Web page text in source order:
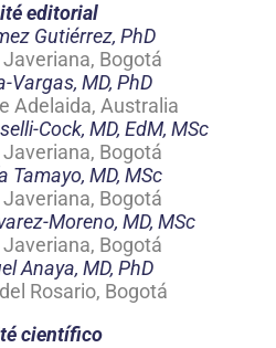
editorial
Gutiérrez, PhD
Bogotá
Vargas, MD, PhD
Adelaida, Australia
Cock, MD, EdM, MSc
Bogotá
Tamayo, MD, MSc
Bogotá
Moreno, MD, MSc
Bogotá
Anaya, MD, PhD
Rosario, Bogotá
científico